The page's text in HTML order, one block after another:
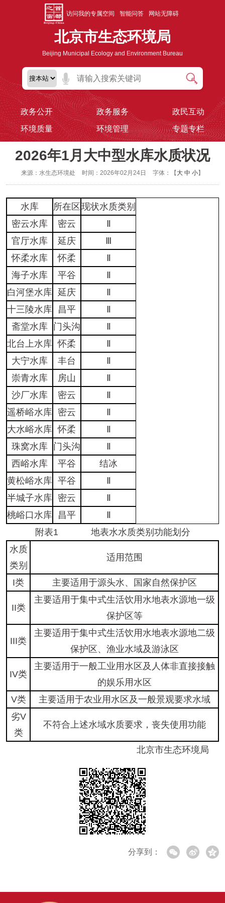
访问我的专属空间 智能问答 网站无障碍
北京市生态环境局
Beijing Municipal Ecology and Environment Bureau
政务公开 政务服务
政民互动
环境质量
环境管理 专题专栏
2026年1月大中型水库水质状况
来源：水生态环境处 时间：2026年02月24日 字体：【 大 中 小】
水库 所在区 现状水质类别
密云水库
密云
官厅水库
延庆
怀柔水库
怀柔
海子水库
平谷
白河堡水库 延庆
十三陵水库
昌平
斋堂水库 门头沟
北台上水库 怀柔
大宁水库
丰台
崇青水库
房山
沙厂水库
密云
遥桥峪水库 密云
大水峪水库 怀柔
珠窝水库 门头沟
西峪水库
平谷
结冰
黄松峪水库 平谷
半城子水库 密云
桃峪口水库
昌平
附表1 地表水水质类别功能划分
水质
类别
适用范围
I类 主要适用于源头水、国家自然保护区
II类
主要适用于集中式生活饮用水地表水源地一级
保护区等
III类
主要适用于集中式生活饮用水地表水源地二级
保护区、渔业水域及游泳区
IV类
主要适用于一般工业用水区及人体非直接接触
的娱乐用水区
V类
主要适用于农业用水区及一般景观要求水域
劣V
类
不符合上述水域水质要求，丧失使用功能
北京市生态环境局
分享到：